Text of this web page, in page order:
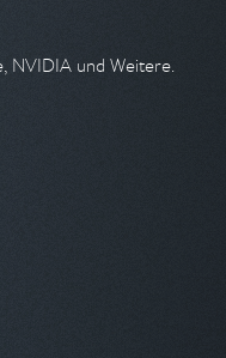
NVIDIA und Weitere.